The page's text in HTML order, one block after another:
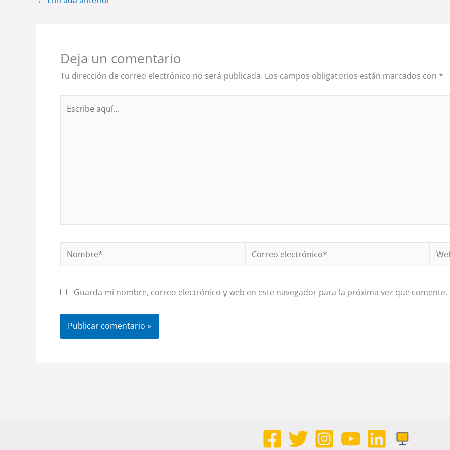
Deja un comentario
Tu dirección de correo electrónico no será publicada. Los campos obligatorios están marcados con *
Nombre*
Correo
Web
Guarda mi nombre, correo electrónico y web en este navegador para la próxima vez que comente.